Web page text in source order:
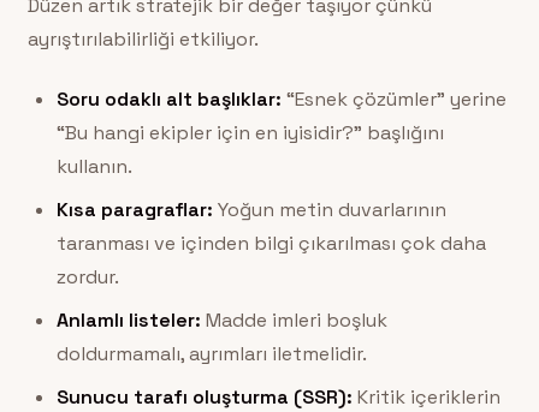
ayrıştırılabilirliği etkiliyor.
Soru odaklı alt başlıklar: “Esnek çözümler” yerine
“Bu hangi ekipler için en iyisidir?” başlığını
kullanın.
Kısa paragraflar: Yoğun metin duvarlarının
taranması ve içinden bilgi çıkarılması çok daha
zordur.
Anlamlı listeler: Madde imleri boşluk
doldurmamalı, ayrımları iletmelidir.
Sunucu tarafı oluşturma (SSR): Kritik içeriklerin